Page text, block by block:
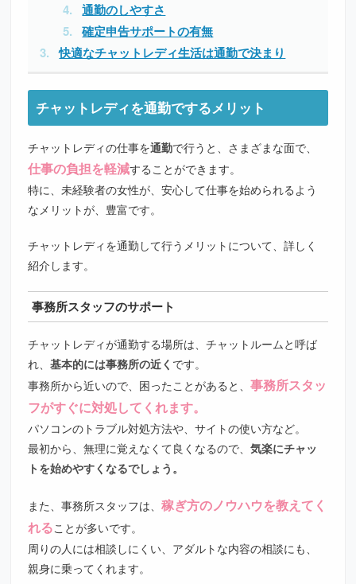
通勤のしやすさ
確定申告サポートの有無
快適なチャットレディ生活は通勤で決まり
チャットレディを通勤でするメリット
チャットレディの仕事を通勤で行うと、さまざまな面で、
仕事の負担を軽減することができます。
特に、未経験者の女性が、安心して仕事を始められるよう
なメリットが、豊富です。
チャットレディを通勤して行うメリットについて、詳しく
紹介します。
事務所スタッフのサポート
チャットレディが通勤する場所は、チャットルームと呼ば
れ、基本的には事務所の近く です。
事務所から近いので、困ったことがあると、事務所スタッ
フがすぐに対処してくれます。
パソコンのトラブル対処方法や、サイトの使い方など。
最初から、無理に覚えなくて良くなるので、気楽にチャッ
トを始めやすくなるでしょう。
また、事務所スタッフは、稼ぎ方のノウハウを教えてく
れることが多いです。
周りの人には相談しにくい、アダルトな内容の相談にも、
親身に乗ってくれます。